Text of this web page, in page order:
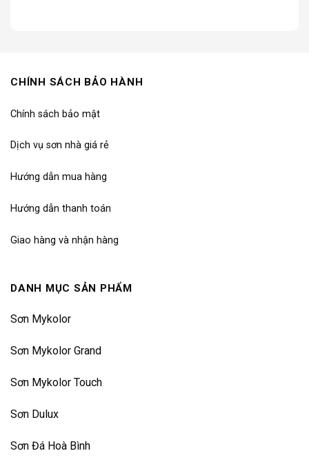
CHÍNH SÁCH BẢO HÀNH
Chính sách bảo mật
Dịch vụ sơn nhà giá rẻ
Hướng dẫn mua hàng
Hướng dẫn thanh toán
Giao hàng và nhận hàng
DANH MỤC SẢN PHẨM
Sơn Mykolor
Sơn Mykolor Grand
Sơn Mykolor Touch
Sơn Dulux
Sơn Đá Hoà Bình